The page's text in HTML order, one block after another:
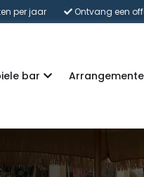
per jaar Ontvang een
bar